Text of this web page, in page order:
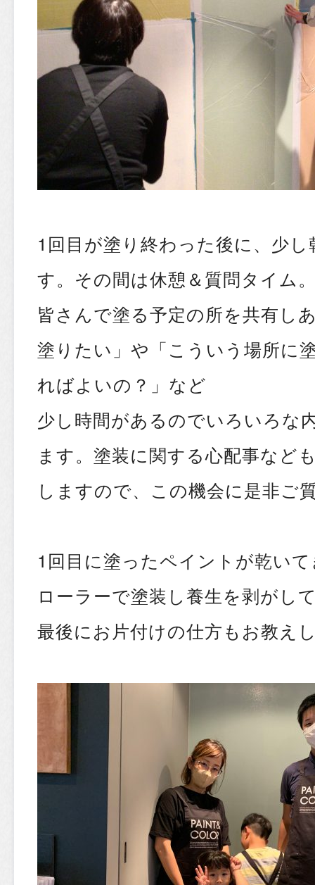
1回目が塗り終わった後に、少
す。その間は休憩＆質問タイム
皆さんで塗る予定の所を共有し
塗りたい」や「こういう場所に
ればよいの？」など
少し時間があるのでいろいろな
ます。塗装に関する心配事など
しますので、この機会に是非ご
1回目に塗ったペイントが乾い
ローラーで塗装し養生を剥がし
最後にお片付けの仕方もお教え